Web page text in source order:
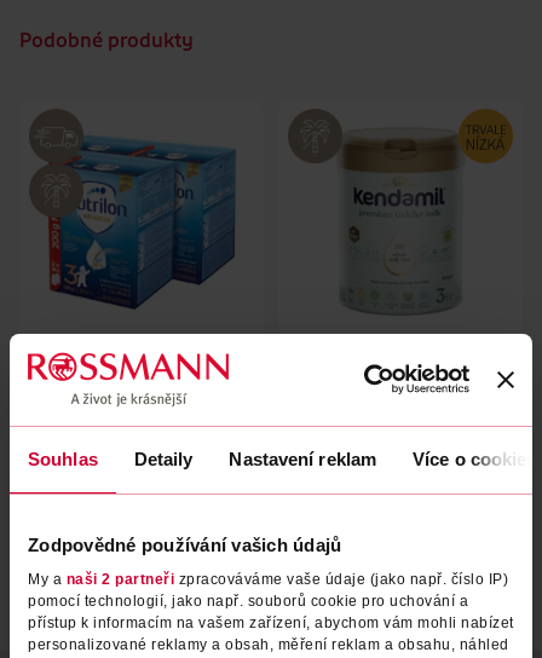
Souhlas Detaily Nastavení reklam Více o cookies
Zodpovědné používání vašich údajů
My a naši 2 partneři zpracováváme vaše údaje (jako např. číslo IP)
pomocí technologií, jako např. souborů cookie pro uchování a
přístup k informacím na vašem zařízení, abychom vám mohli nabízet
personalizované reklamy a obsah, měření reklam a obsahu, náhled
Podobné produkty
Batolecí mléko Advanced 3,
12m+ 3 kg
Nutrilon 3000 g
1 399 Kč
DO KOŠÍKU
Batolecí mléko Premium 3,
12m+ 800 g
Kendamil 800 g
389 Kč
DO KOŠÍKU